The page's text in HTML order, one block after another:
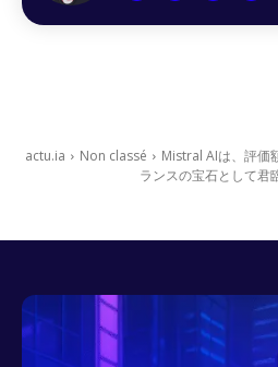
actu.ia Non classé
Mistral AIは、評価
ランスの宝石として君